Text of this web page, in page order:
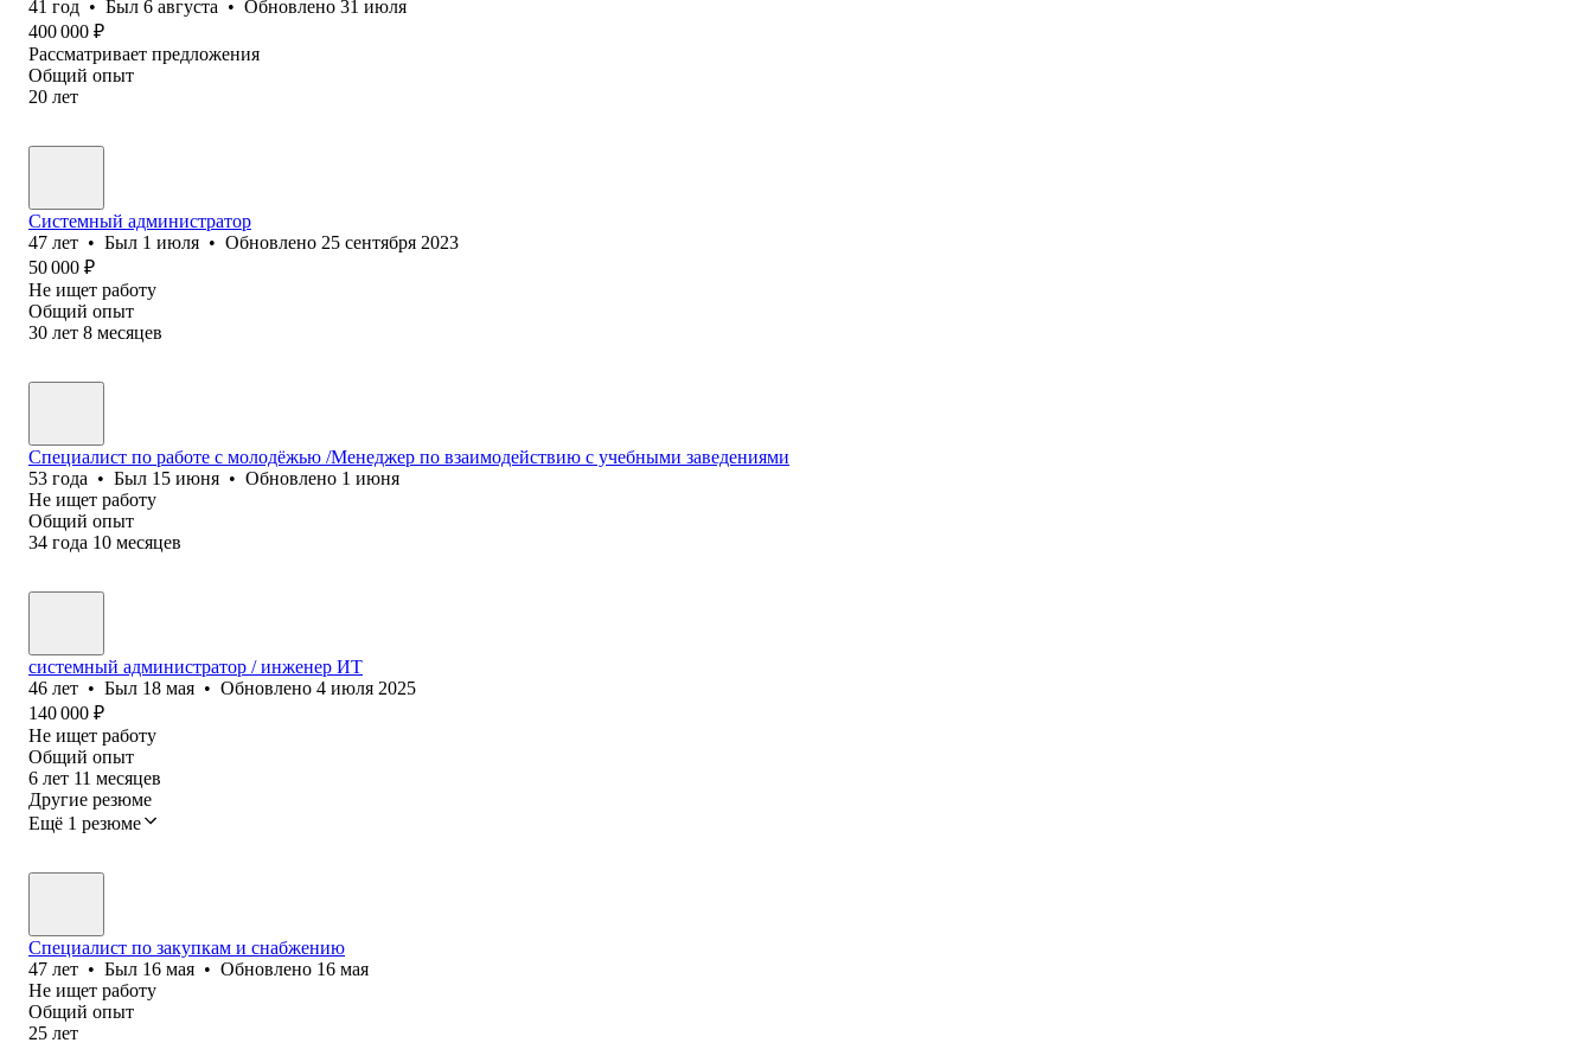
41 год • Был 6 августа • Обновлено 31 июля
400 000 ₽
Рассматривает предложения
Общий опыт
20 лет
Системный администратор
47 лет • Был 1 июля • Обновлено 25 сентября 2023
50 000 ₽
Не ищет работу
Общий опыт
30 лет 8 месяцев
Специалист по работе с молодёжью /Менеджер по взаимодействию с учебными заведениями
53 года • Был 15 июня • Обновлено 1 июня
Не ищет работу
Общий опыт
34 года 10 месяцев
системный администратор / инженер ИТ
46 лет • Был 18 мая • Обновлено 4 июля 2025
140 000 ₽
Не ищет работу
Общий опыт
6 лет 11 месяцев
Другие резюме
Ещё 1 резюме
Специалист по закупкам и снабжению
47 лет • Был 16 мая • Обновлено 16 мая
Не ищет работу
Общий опыт
25 лет